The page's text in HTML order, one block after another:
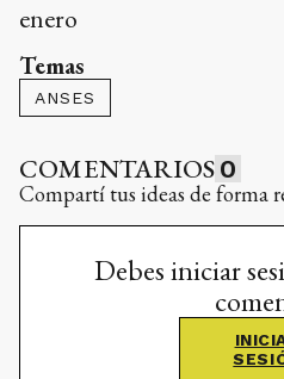
enero
Temas
ANSES
COMENTARIOS 0
Compartí tus ideas de forma
Debes iniciar